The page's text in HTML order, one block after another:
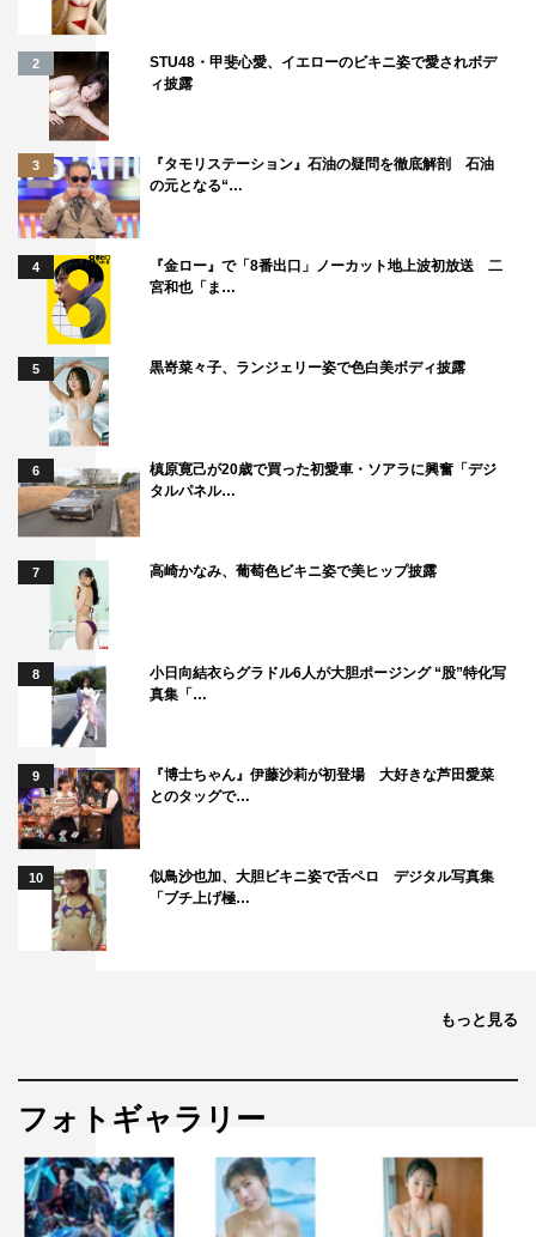
武正晴監督
コロナ後の東京国際映画祭開催にご尽力くださった全ての
関係者の皆様に深謝いたします。 拙作「アンダードッ
グ」は 2020年1月、2月に撮影を行った。コロナ前の我々
が失った光景が記録されている。
ボクサーというリング上の孤独者達は観客の歓声なしには
殴り、殴られ続けることは到底かなわない。
観客が試合をつくり、語り継いでいく。時に信じがたい名
勝負を生み出す。1人では試合にならない。
人生も同様だ。映画創りも同じだと考えている。観客が映
画を最後に創り上げてくれる。 2020年東京国際映画祭の
オープニングで「アンダードッグ」という映画を観ていた
だける環境に感謝します。
最後の仕上げは観客の皆様に委ね、語り継いでもらえたら
と念じて止まないのです。どうか皆様その日までご無事
で。
開催概要
「第33回東京国際映画祭」
開催期間：2020年10月31日（土）～11月9日（月）
開催期間：2020年11月4日（水）～11月6日（金）
会場：ザ・プリンスパークタワー東京
公式サイト：www.tiffcom.jp
作品情報
2
STU48・甲斐心愛、イエローのビキニ姿で愛されボデ
ィ披露
3
『タモリステーション』石油の疑問を徹底解剖 石油
の元となる“…
4
『金ロー』で「8番出口」ノーカット地上波初放送 二
宮和也「ま…
5 黒嵜菜々子、ランジェリー姿で色白美ボディ披露
6
槙原寛己が20歳で買った初愛車・ソアラに興奮「デジ
タルパネル…
7 高崎かなみ、葡萄色ビキニ姿で美ヒップ披露
8
小日向結衣らグラドル6人が大胆ポージング “股”特化写
真集「…
9
『博士ちゃん』伊藤沙莉が初登場 大好きな芦田愛菜
とのタッグで…
10
似鳥沙也加、大胆ビキニ姿で舌ペロ デジタル写真集
「ブチ上げ極…
もっと見る
フォトギャラリー